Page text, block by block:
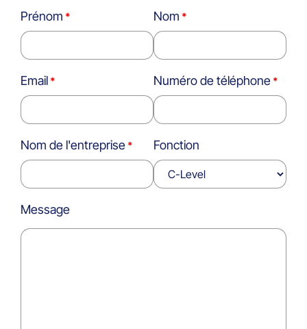
Prénom Nom
Email Numéro de téléphone
Nom de l'entreprise Fonction
Message